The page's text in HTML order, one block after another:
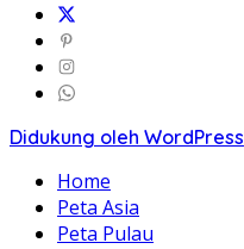
Didukung oleh WordPress
Home
Peta Asia
Peta Pulau